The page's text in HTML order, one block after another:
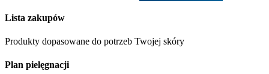
Lista zakupów
Produkty dopasowane do potrzeb Twojej skóry
Plan pielęgnacji